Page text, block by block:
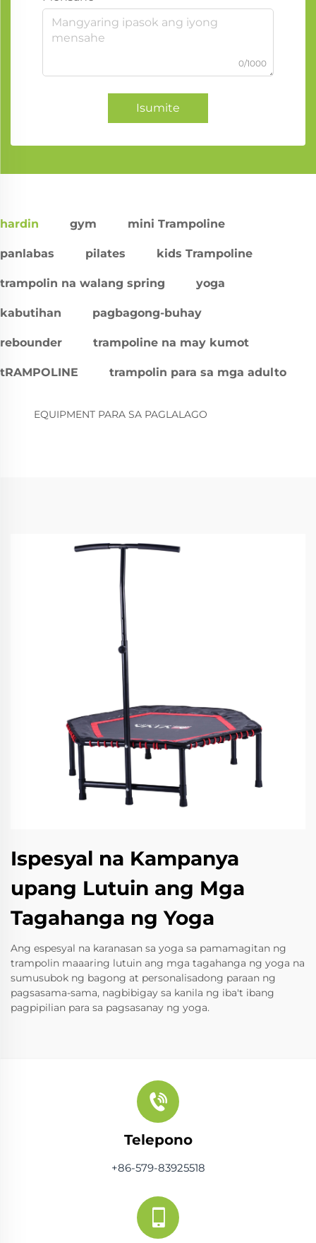
0/1000
Isumite
hardin gym mini Trampoline
panlabas pilates kids Trampoline
trampolin na walang spring yoga
kabutihan pagbagong-buhay
rebounder trampoline na may kumot
tRAMPOLINE trampolin para sa mga adulto
EQUIPMENT PARA SA PAGLALAGO
Ispesyal na Kampanya
upang Lutuin ang Mga
Tagahanga ng Yoga
Ang espesyal na karanasan sa yoga sa pamamagitan ng
trampolin maaaring lutuin ang mga tagahanga ng yoga na
sumusubok ng bagong at personalisadong paraan ng
pagsasama-sama, nagbibigay sa kanila ng iba't ibang
pagpipilian para sa pagsasanay ng yoga.
Telepono
+86-579-83925518